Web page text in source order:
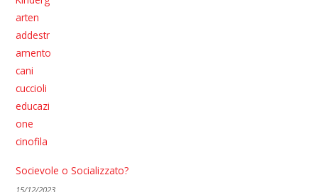
Socievole o Socializzato?
15/12/2023